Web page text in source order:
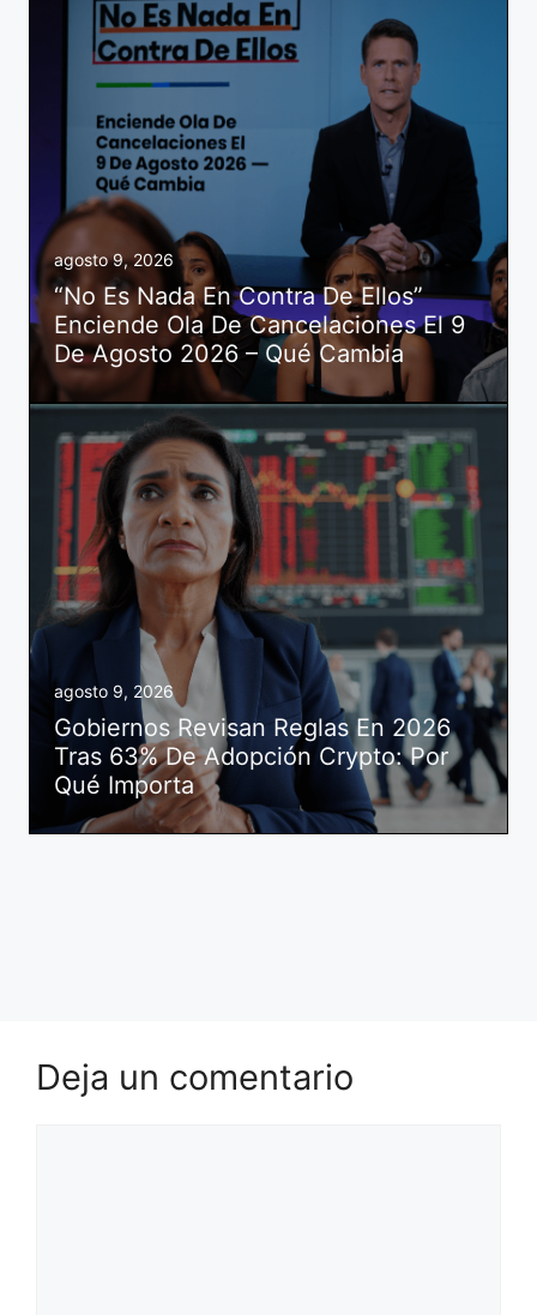
agosto 9, 2026
“No Es Nada En Contra De Ellos”
Enciende Ola De Cancelaciones El 9
De Agosto 2026 – Qué Cambia
agosto 9, 2026
Gobiernos Revisan Reglas En 2026
Tras 63% De Adopción Crypto: Por
Qué Importa
Deja un comentario